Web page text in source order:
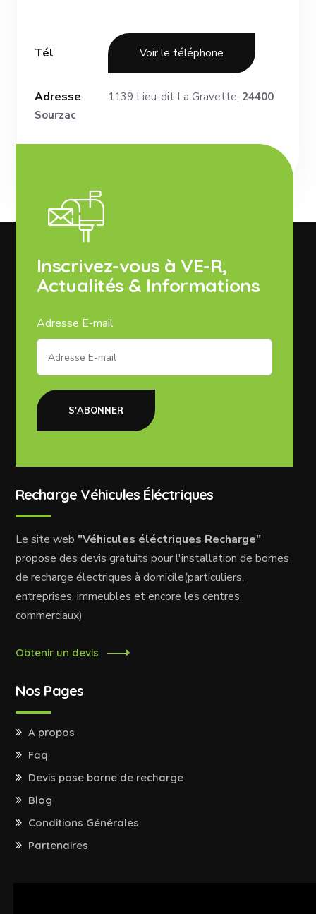
Tél Voir le téléphone
Adresse 1139 Lieu-dit La Gravette, 24400
Sourzac
Inscrivez-vous à VE-R,
Actualités & Informations
Adresse E-mail
S'ABONNER
Recharge Véhicules Éléctriques
Le site web "Véhicules éléctriques Recharge"
propose des devis gratuits pour l'installation de bornes
de recharge électriques à domicile(particuliers,
entreprises, immeubles et encore les centres
commerciaux)
Obtenir un devis
Nos Pages
A propos
Faq
Devis pose borne de recharge
Blog
Conditions Générales
Partenaires